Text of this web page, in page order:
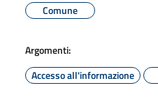
Comune
Argomenti:
Accesso all'informazione